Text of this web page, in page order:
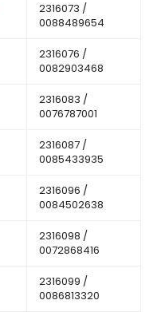
2316073 /
0088489654
2316076 /
0082903468
2316083 /
0076787001
2316087 /
0085433935
2316096 /
0084502638
2316098 /
0072868416
2316099 /
0086813320